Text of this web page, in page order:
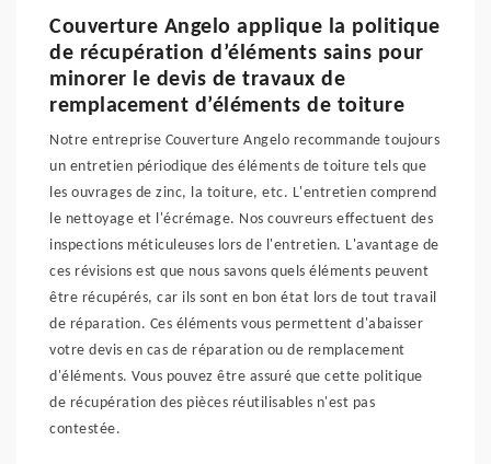
Couverture Angelo applique la politique
de récupération d’éléments sains pour
minorer le devis de travaux de
remplacement d’éléments de toiture
Notre entreprise Couverture Angelo recommande toujours
un entretien périodique des éléments de toiture tels que
les ouvrages de zinc, la toiture, etc. L'entretien comprend
le nettoyage et l'écrémage. Nos couvreurs effectuent des
inspections méticuleuses lors de l'entretien. L'avantage de
ces révisions est que nous savons quels éléments peuvent
être récupérés, car ils sont en bon état lors de tout travail
de réparation. Ces éléments vous permettent d'abaisser
votre devis en cas de réparation ou de remplacement
d'éléments. Vous pouvez être assuré que cette politique
de récupération des pièces réutilisables n'est pas
contestée.